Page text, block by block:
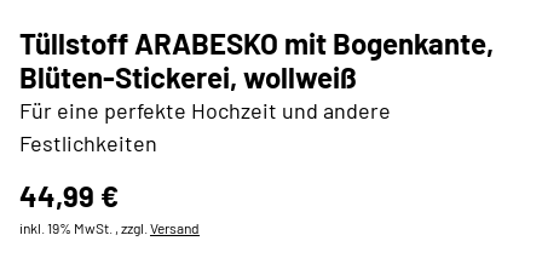
Tüllstoff ARABESKO mit Bogenkante,
Blüten-Stickerei, wollweiß
Für eine perfekte Hochzeit und andere
Festlichkeiten
44,99 €
inkl. 19% MwSt. , zzgl. Versand